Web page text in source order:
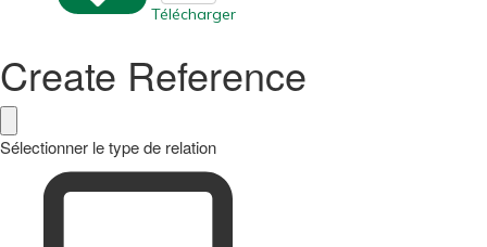
Télécharger
Create Reference
Sélectionner le type de relation